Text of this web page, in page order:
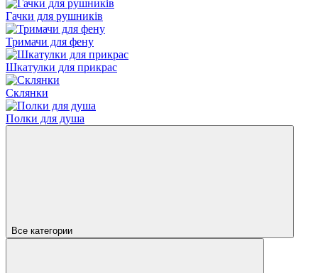
Гачки для рушників
Тримачи для фену
Шкатулки для прикрас
Склянки
Полки для душа
Все категории